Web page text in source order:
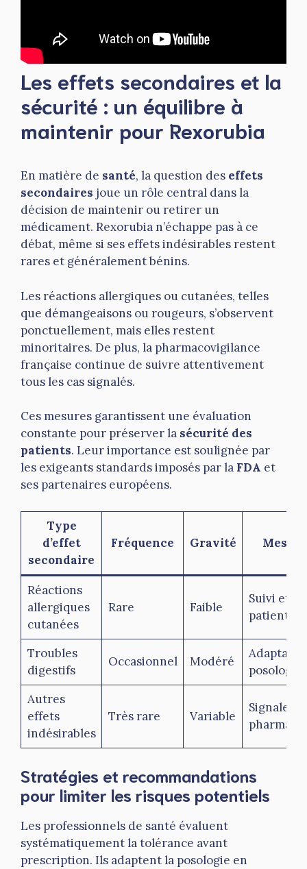
Les effets secondaires et la
sécurité : un équilibre à
maintenir pour Rexorubia
En matière de santé, la question des effets
secondaires joue un rôle central dans la
décision de maintenir ou retirer un
médicament. Rexorubia n’échappe pas à ce
débat, même si ses effets indésirables restent
rares et généralement bénins.
Les réactions allergiques ou cutanées, telles
que démangeaisons ou rougeurs, s’observent
ponctuellement, mais elles restent
minoritaires. De plus, la pharmacovigilance
française continue de suivre attentivement
tous les cas signalés.
Ces mesures garantissent une évaluation
constante pour préserver la sécurité des
patients. Leur importance est soulignée par
les exigeants standards imposés par la FDA et
ses partenaires européens.
Type
d’effet
secondaire
Fréquence Gravité
Réactions
allergiques
cutanées
Rare Faible
Suivi et
patients
Troubles
digestifs
Occasionnel Modéré
posologie
Autres
effets
indésirables
Très rare Variable
Stratégies et recommandations
pour limiter les risques potentiels
Les professionnels de santé évaluent
systématiquement la tolérance avant
prescription. Ils adaptent la posologie en